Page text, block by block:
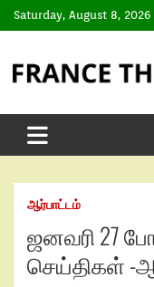
Saturday, August 8, 2026
ஆர்பாட்டம்
ஜனவரி 27
செய்திகள் -